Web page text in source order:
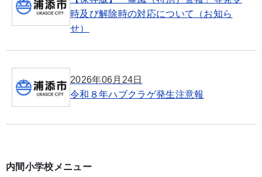
時及び解除時の対応について（お知ら
せ）
2026年06月24日
令和８年ハブクラゲ発生注意報
内間小学校メニュー